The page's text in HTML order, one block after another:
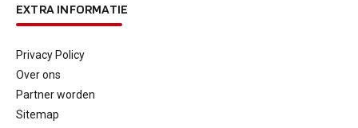
EXTRA INFORMATIE
Privacy Policy
Over ons
Partner worden
Sitemap